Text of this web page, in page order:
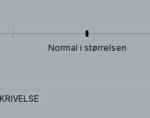
Normal i størrelsen